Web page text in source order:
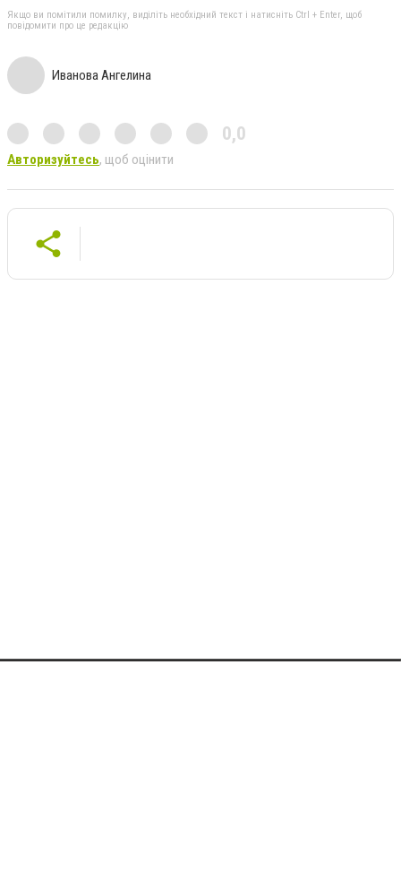
Якщо ви помітили помилку, виділіть необхідний текст і натисніть Ctrl + Enter, щоб
повідомити про це редакцію
Иванова Ангелина
0,0
Авторизуйтесь, щоб оцінити